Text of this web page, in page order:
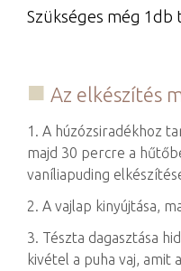
Szükséges még 1db
Az elkészítés
1. A húzózsiradékhoz
majd 30 percre a
vaníliapuding
2. A vajlap kinyújtása,
3. Tészta dagasztása
kivétel a puha vaj, amit